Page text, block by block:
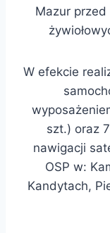
Mazur
W efekcie
szt.) oraz
nawigacji
OSP w:
Kandytach,